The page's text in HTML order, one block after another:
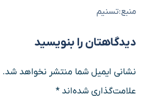
منبع:تسنیم
دیدگاهتان را بنویسید
نشانی ایمیل شما منتشر نخواهد شد.
علامت‌گذاری شده‌اند*